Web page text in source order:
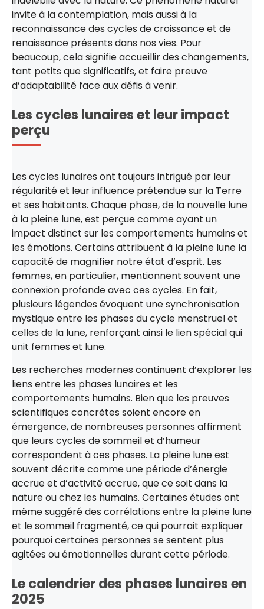
invite à la contemplation, mais aussi à la
reconnaissance des cycles de croissance et de
renaissance présents dans nos vies. Pour
beaucoup, cela signifie accueillir des changements,
tant petits que significatifs, et faire preuve
d’adaptabilité face aux défis à venir.
Les cycles lunaires et leur impact
perçu
Les cycles lunaires ont toujours intrigué par leur
régularité et leur influence prétendue sur la Terre
et ses habitants. Chaque phase, de la nouvelle lune
à la pleine lune, est perçue comme ayant un
impact distinct sur les comportements humains et
les émotions. Certains attribuent à la pleine lune la
capacité de magnifier notre état d’esprit. Les
femmes, en particulier, mentionnent souvent une
connexion profonde avec ces cycles. En fait,
plusieurs légendes évoquent une synchronisation
mystique entre les phases du cycle menstruel et
celles de la lune, renforçant ainsi le lien spécial qui
unit femmes et lune.
Les recherches modernes continuent d’explorer les
liens entre les phases lunaires et les
comportements humains. Bien que les preuves
scientifiques concrètes soient encore en
émergence, de nombreuses personnes affirment
que leurs cycles de sommeil et d’humeur
correspondent à ces phases. La pleine lune est
souvent décrite comme une période d’énergie
accrue et d’activité accrue, que ce soit dans la
nature ou chez les humains. Certaines études ont
même suggéré des corrélations entre la pleine lune
et le sommeil fragmenté, ce qui pourrait expliquer
pourquoi certaines personnes se sentent plus
agitées ou émotionnelles durant cette période.
Le calendrier des phases lunaires en
2025